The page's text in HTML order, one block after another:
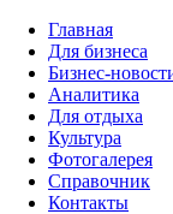
Главная
Для бизнеса
Бизнес-
Аналитика
Для отдыха
Культура
Фотогалерея
Справочник
Контакты